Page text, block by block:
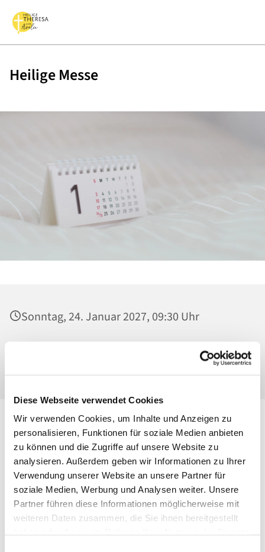
Diese Webseite verwendet Cookies
Wir verwenden Cookies, um Inhalte und Anzeigen zu
personalisieren, Funktionen für soziale Medien anbieten
zu können und die Zugriffe auf unsere Website zu
analysieren. Außerdem geben wir Informationen zu Ihrer
Verwendung unserer Website an unsere Partner für
soziale Medien, Werbung und Analysen weiter. Unsere
Partner führen diese Informationen möglicherweise mit
weiteren Daten zusammen, die Sie ihnen bereitgestellt
Heilige Messe
Sonntag, 24. Januar 2027, 09:30 Uhr
St. Georg, Kirche, Kissingenplatz, 13189